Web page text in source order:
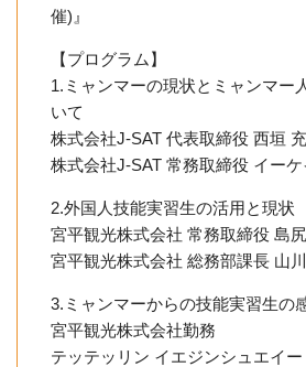
催)』
【プログラム】
1.ミャンマーの現状とミャンマー
いて
株式会社J-SAT 代表取締役 西垣 充
株式会社J-SAT 常務取締役 イー
2.外国人技能実習生の活用と現状
宮平観光株式会社 常務取締役 島
宮平観光株式会社 総務部課長 山
3.ミャンマーからの技能実習生の
宮平観光株式会社勤務
テッテッリン イエジンシュエイー